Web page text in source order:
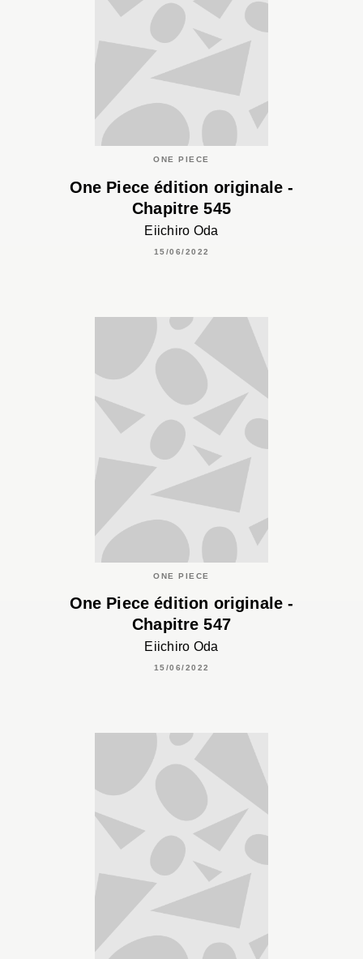
ONE PIECE
One Piece édition originale -
Chapitre 545
Eiichiro Oda
15/06/2022
ONE PIECE
One Piece édition originale -
Chapitre 547
Eiichiro Oda
15/06/2022